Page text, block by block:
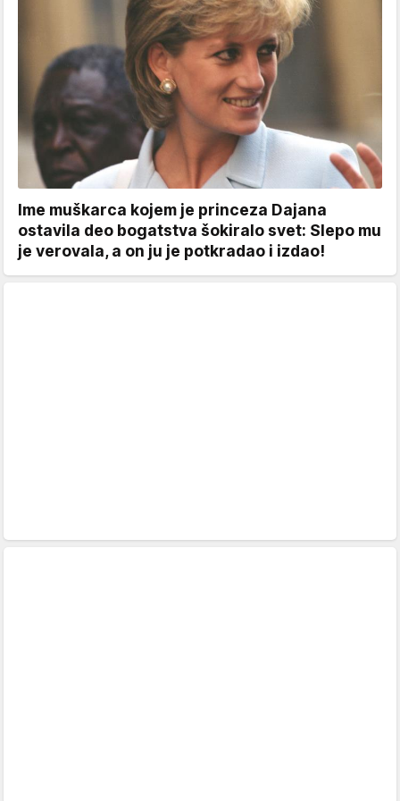
Ime muškarca kojem je princeza Dajana
ostavila deo bogatstva šokiralo svet: Slepo mu
je verovala, a on ju je potkradao i izdao!